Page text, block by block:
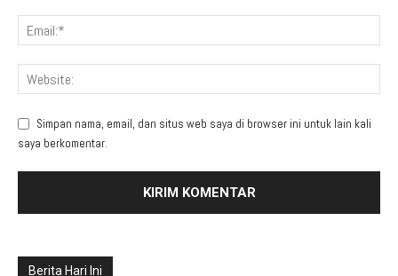
Simpan nama, email, dan situs web saya di browser ini untuk lain kali
saya berkomentar.
Berita Hari Ini